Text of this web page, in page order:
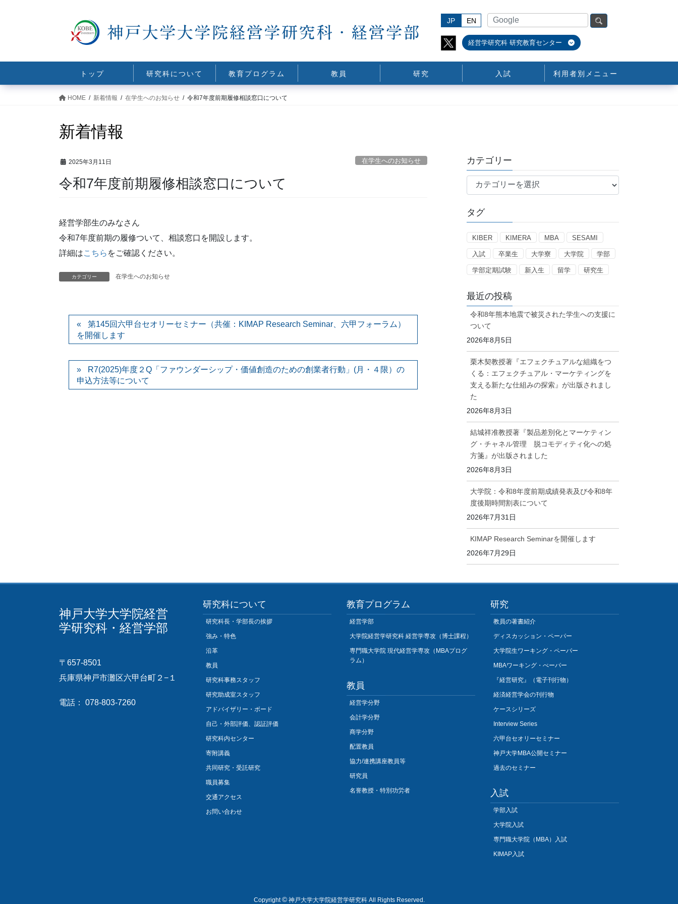
JP EN
経営学研究科 研究教育センター
トップ 研究科について 教育プログラム 教員 研究 入試 利用者別メニュー
HOME 新着情報 在学生へのお知らせ 令和7年度前期履修相談窓口について
新着情報
2025年3月11日 在学生へのお知らせ
令和7年度前期履修相談窓口について
経営学部生のみなさん
令和7年度前期の履修ついて、相談窓口を開設します。
詳細はこちら をご確認ください。
カテゴリー 在学生へのお知らせ
第145回六甲台セオリーセミナー（共催：KIMAP Research Seminar、六甲フォーラム）
を開催します
R7(2025)年度２Q「ファウンダーシップ・価値創造のための創業者行動」(月・４限）の
申込方法等について
カテゴリー
テ
リ
タグ
KIBER KIMERA MBA SESAMI
入試 卒業生 大学寮 大学院 学部
学部定期試験 新入生 留学 研究生
最近の投稿
令和8年熊本地震で被災された学生への支援に
ついて
2026年8月5日
栗木契教授著『エフェクチュアルな組織をつ
くる：エフェクチュアル・マーケティングを
支える新たな仕組みの探索』が出版されまし
た
2026年8月3日
結城祥准教授著『製品差別化とマーケティン
グ・チャネル管理 脱コモディティ化への処
方箋』が出版されました
2026年8月3日
大学院：令和8年度前期成績発表及び令和8年
度後期時間割表について
2026年7月31日
KIMAP Research Seminarを開催します
2026年7月29日
神戸大学大学院経営
学研究科・経営学部
〒657-8501
兵庫県神戸市灘区六甲台町２−１
電話： 078-803-7260
研究科について
研究科長・学部長の挨拶
強み・特色
沿革
教員
研究科事務スタッフ
研究助成室スタッフ
アドバイザリー・ボード
自己・外部評価、認証評価
研究科内センター
寄附講義
共同研究・受託研究
職員募集
交通アクセス
お問い合わせ
教育プログラム
経営学部
大学院経営学研究科 経営学専攻（博士課程）
専門職大学院 現代経営学専攻（MBAプログ
ラム）
教員
経営学分野
会計学分野
商学分野
配置教員
協力/連携講座教員等
研究員
名誉教授・特別功労者
研究
教員の著書紹介
ディスカッション・ペーパー
大学院生ワーキング・ペーパー
MBAワーキング・ぺーパー
『経営研究』（電子刊行物）
経済経営学会の刊行物
ケースシリーズ
Interview Series
六甲台セオリーセミナー
神戸大学MBA公開セミナー
過去のセミナー
入試
学部入試
大学院入試
専門職大学院（MBA）入試
KIMAP入試
Copyright©神戸大学大学院経営学研究科 All Rights Reserved.